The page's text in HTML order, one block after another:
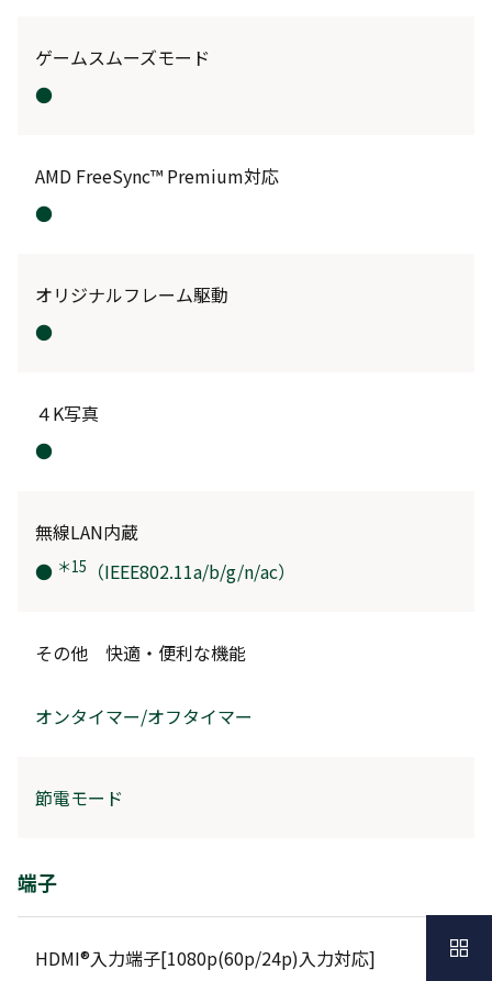
ゲームスムーズモード
●
AMD FreeSync™ Premium対応
●
オリジナルフレーム駆動
●
４K写真
●
無線LAN内蔵
● ＊15 （IEEE802.11a/b/g/n/ac）
その他 快適・便利な機能
オンタイマー/オフタイマー
節電モード
端子
HDMI®入力端子[1080p(60p/24p)入力対応]